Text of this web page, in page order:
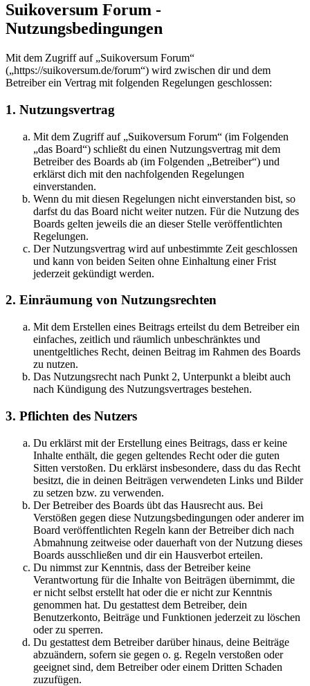
Suikoversum Forum -
Nutzungsbedingungen
Mit dem Zugriff auf „Suikoversum Forum“
(„https://suikoversum.de/forum“) wird zwischen dir und dem
Betreiber ein Vertrag mit folgenden Regelungen geschlossen:
1. Nutzungsvertrag
Mit dem Zugriff auf „Suikoversum Forum“ (im Folgenden
„das Board“) schließt du einen Nutzungsvertrag mit dem
Betreiber des Boards ab (im Folgenden „Betreiber“) und
erklärst dich mit den nachfolgenden Regelungen
einverstanden.
Wenn du mit diesen Regelungen nicht einverstanden bist, so
darfst du das Board nicht weiter nutzen. Für die Nutzung des
Boards gelten jeweils die an dieser Stelle veröffentlichten
Regelungen.
Der Nutzungsvertrag wird auf unbestimmte Zeit geschlossen
und kann von beiden Seiten ohne Einhaltung einer Frist
jederzeit gekündigt werden.
2. Einräumung von Nutzungsrechten
Mit dem Erstellen eines Beitrags erteilst du dem Betreiber ein
einfaches, zeitlich und räumlich unbeschränktes und
unentgeltliches Recht, deinen Beitrag im Rahmen des Boards
zu nutzen.
Das Nutzungsrecht nach Punkt 2, Unterpunkt a bleibt auch
nach Kündigung des Nutzungsvertrages bestehen.
3. Pflichten des Nutzers
Du erklärst mit der Erstellung eines Beitrags, dass er keine
Inhalte enthält, die gegen geltendes Recht oder die guten
Sitten verstoßen. Du erklärst insbesondere, dass du das Recht
besitzt, die in deinen Beiträgen verwendeten Links und Bilder
zu setzen bzw. zu verwenden.
Der Betreiber des Boards übt das Hausrecht aus. Bei
Verstößen gegen diese Nutzungsbedingungen oder anderer im
Board veröffentlichten Regeln kann der Betreiber dich nach
Abmahnung zeitweise oder dauerhaft von der Nutzung dieses
Boards ausschließen und dir ein Hausverbot erteilen.
Du nimmst zur Kenntnis, dass der Betreiber keine
Verantwortung für die Inhalte von Beiträgen übernimmt, die
er nicht selbst erstellt hat oder die er nicht zur Kenntnis
genommen hat. Du gestattest dem Betreiber, dein
Benutzerkonto, Beiträge und Funktionen jederzeit zu löschen
oder zu sperren.
Du gestattest dem Betreiber darüber hinaus, deine Beiträge
abzuändern, sofern sie gegen o. g. Regeln verstoßen oder
geeignet sind, dem Betreiber oder einem Dritten Schaden
zuzufügen.